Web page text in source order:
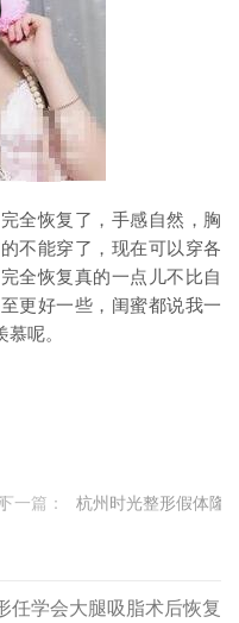
恢复了，手感自然，胸
不能穿了，现在可以穿各
全恢复真的一点儿不比自
更好一些，闺蜜都说我一
呢。
一篇： 杭州时光整形假体隆
任学会大腿吸脂术后恢复